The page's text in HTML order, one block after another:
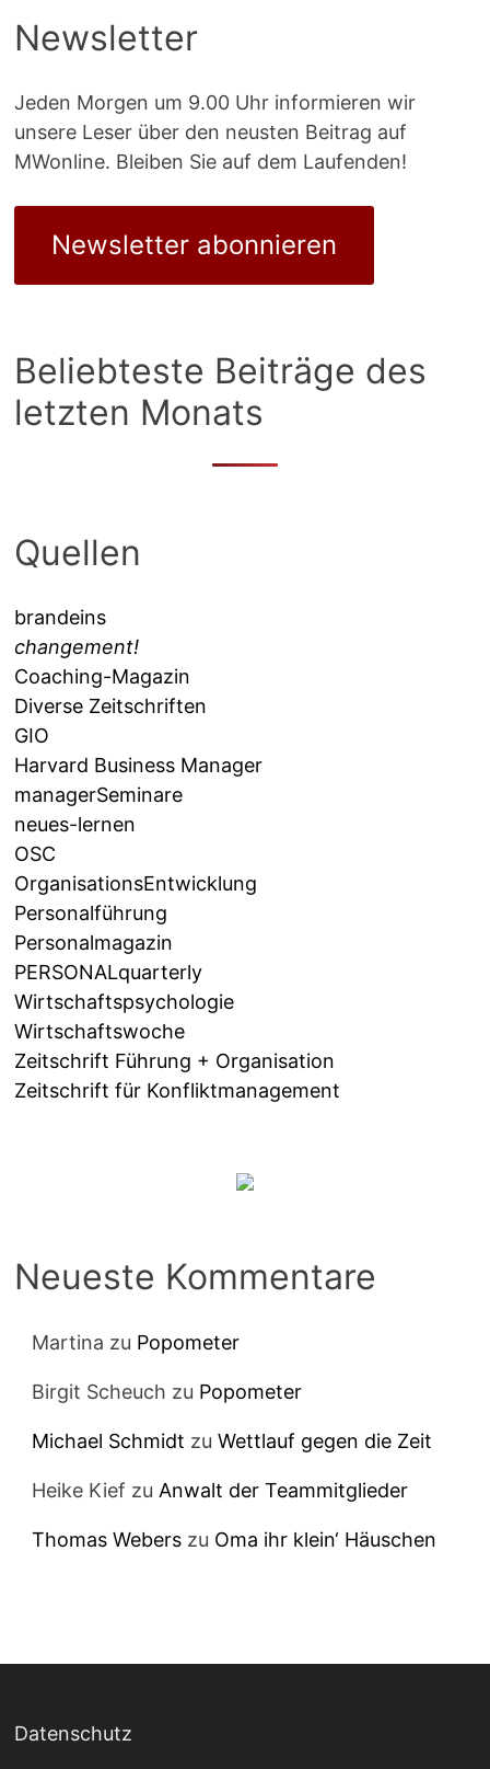
Newsletter
Jeden Morgen um 9.00 Uhr informieren wir
unsere Leser über den neusten Beitrag auf
MWonline. Bleiben Sie auf dem Laufenden!
Newsletter abonnieren
Beliebteste Beiträge des
letzten Monats
Quellen
brandeins
changement!
Coaching-Magazin
Diverse Zeitschriften
GIO
Harvard Business Manager
managerSeminare
neues-lernen
OSC
OrganisationsEntwicklung
Personalführung
Personalmagazin
PERSONALquarterly
Wirtschaftspsychologie
Wirtschaftswoche
Zeitschrift Führung + Organisation
Zeitschrift für Konfliktmanagement
Neueste Kommentare
Martina zu Popometer
Birgit Scheuch zu Popometer
Michael Schmidt zuWettlauf gegen die Zeit
Heike Kief zu Anwalt der Teammitglieder
Thomas Webers zu Oma ihr klein‘ Häuschen
Datenschutz